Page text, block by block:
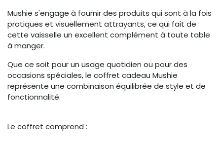
Mushie s'engage à fournir des produits qui sont à la fois
pratiques et visuellement attrayants, ce qui fait de
cette vaisselle un excellent complément à toute table
à manger.
Que ce soit pour un usage quotidien ou pour des
occasions spéciales, le coffret cadeau Mushie
représente une combinaison équilibrée de style et de
fonctionnalité.
Le coffret comprend :